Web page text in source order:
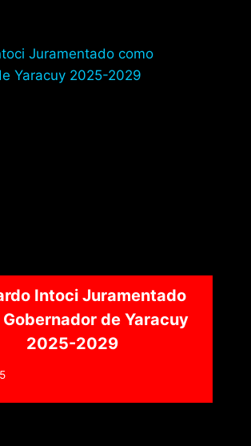
Intoci Juramentado
de Yaracuy
2025-2029